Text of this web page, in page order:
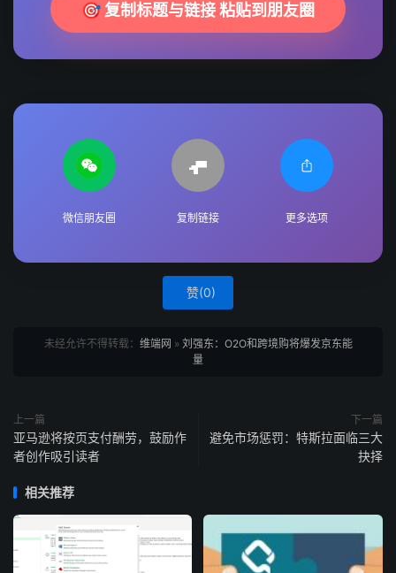
🎯 复制标题与链接 粘贴到朋友圈
微信朋友圈 复制链接 更多选项
赞(0)
未经允许不得转载： 维端网 » 刘强东：O2O和跨境购将爆发京东能
量
上一篇
亚马逊将按页支付酬劳，鼓励作
者创作吸引读者
下一篇
避免市场惩罚：特斯拉面临三大
抉择
相关推荐